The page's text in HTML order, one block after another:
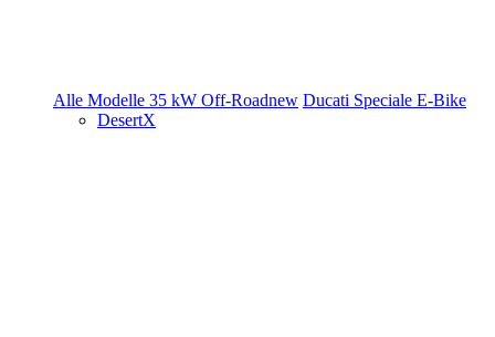
Alle Modelle 35 kW Off-Roadnew Ducati Speciale E-Bike
DesertX